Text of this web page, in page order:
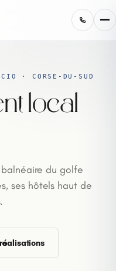
· CORSE-DU-SUD
local
du golfe
ses hôtels haut de